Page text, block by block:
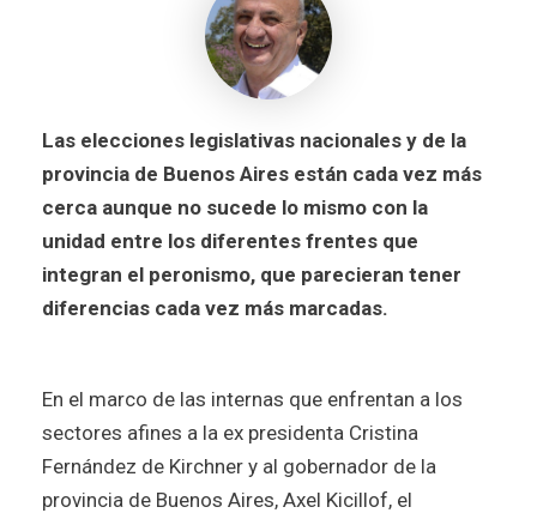
Las elecciones legislativas nacionales y de la
provincia de Buenos Aires están cada vez más
cerca aunque no sucede lo mismo con la
unidad entre los diferentes frentes que
integran el peronismo, que parecieran tener
diferencias cada vez más marcadas.
En el marco de las internas que enfrentan a los
sectores afines a la ex presidenta Cristina
Fernández de Kirchner y al gobernador de la
provincia de Buenos Aires, Axel Kicillof, el